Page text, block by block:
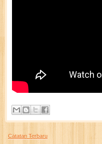
Catatan Terbaru